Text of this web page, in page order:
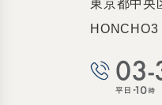
東京都中央
HONCHO3